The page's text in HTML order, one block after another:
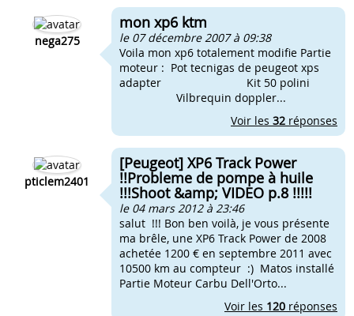
nega275
mon xp6 ktm
le 07 décembre 2007 à 09:38
Voila mon xp6 totalement modifie Partie
moteur : Pot tecnigas de peugeot xps
adapter Kit 50 polini
Vilbrequin doppler...
Voir les 32 réponses
pticlem2401
[Peugeot] XP6 Track Power
!!Probleme de pompe à huile
!!!Shoot &amp; VIDEO p.8 !!!!!
le 04 mars 2012 à 23:46
salut !!! Bon ben voilà, je vous présente
ma brêle, une XP6 Track Power de 2008
achetée 1200 € en septembre 2011 avec
10500 km au compteur :) Matos installé
Partie Moteur Carbu Dell'Orto...
Voir les 120 réponses